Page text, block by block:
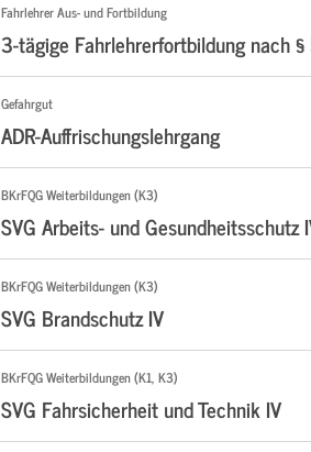
Fahrlehrer Aus- und Fortbildung
3-tägige Fahrlehrerfortbildung nach §
Gefahrgut
ADR-Auffrischungslehrgang
BKrFQG Weiterbildungen (K3)
SVG Arbeits- und Gesundheitsschutz
BKrFQG Weiterbildungen (K3)
SVG Brandschutz IV
BKrFQG Weiterbildungen (K1, K3)
SVG Fahrsicherheit und Technik IV